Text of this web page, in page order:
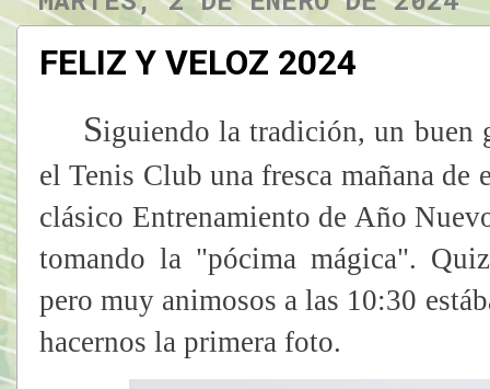
FELIZ Y VELOZ 2024
Siguiendo la tradición, un buen
el Tenis Club una fresca mañana de
clásico Entrenamiento de Año
tomando la "pócima mágica".
pero muy animosos a las 10:30
hacernos la primera foto.